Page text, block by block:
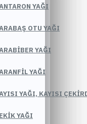
YAĞI
OTU YAĞI
YAĞI
YAĞI
YAĞI, KAYISI
YAĞI